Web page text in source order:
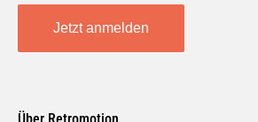
Jetzt anmelden